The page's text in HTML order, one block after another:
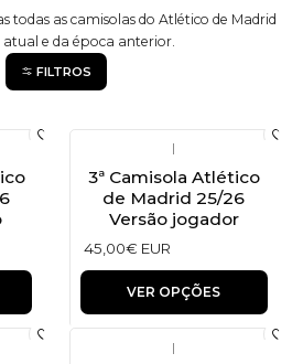
todas as camisolas do Atlético de Madrid
atual e da época anterior.
FILTROS
|
3ª Camisola Atlético
de Madrid 25/26
Versão jogador
45,00€ EUR
VER OPÇÕES
|